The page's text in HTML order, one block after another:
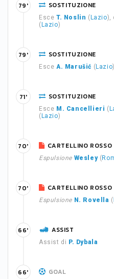
SOSTITUZIONE
Esce T. Noslin ( Lazio),
( Lazio)
79'
SOSTITUZIONE
Esce A. Marušić ( Lazio
79'
SOSTITUZIONE
Esce M. Cancellieri (
( Lazio)
71'
CARTELLINO ROSSO
Espulsione Wesley(
70'
CARTELLINO ROSSO
Espulsione N. Rovella (
70'
ASSIST
Assist di P. Dybala
66'
GOAL
66'